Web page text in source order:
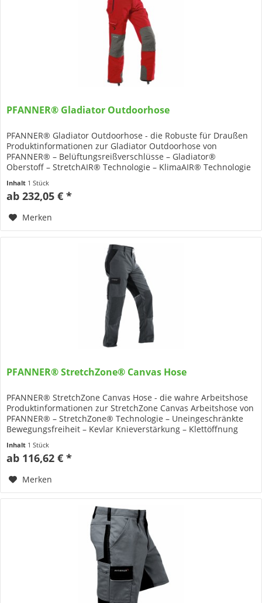
PFANNER® Gladiator Outdoorhose
PFANNER® Gladiator Outdoorhose - die Robuste für Draußen
Produktinformationen zur Gladiator Outdoorhose von
PFANNER® – Belüftungsreißverschlüsse – Gladiator®
Oberstoff – StretchAIR® Technologie – KlimaAIR® Technologie
Inhalt 1 Stück
ab 232,05 € *
Merken
PFANNER® StretchZone® Canvas Hose
PFANNER® StretchZone Canvas Hose - die wahre Arbeitshose
Produktinformationen zur StretchZone Canvas Arbeitshose von
PFANNER® – StretchZone® Technologie – Uneingeschränkte
Bewegungsfreiheit – Kevlar Knieverstärkung – Klettöffnung
Inhalt 1 Stück
ab 116,62 € *
Merken